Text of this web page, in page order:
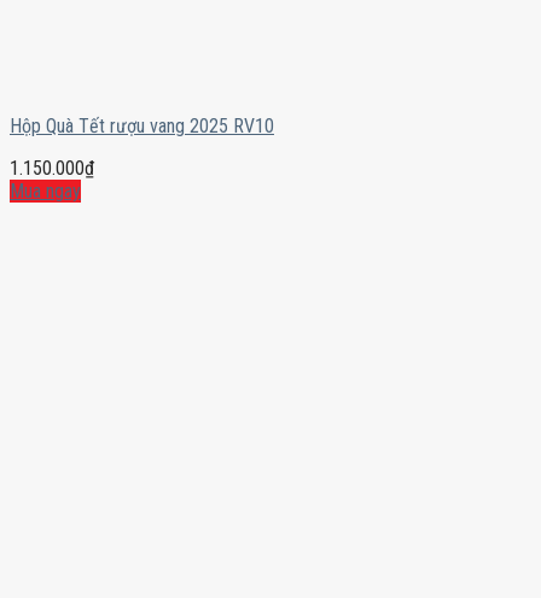
Hộp Quà Tết rượu vang 2025 RV10
1.150.000₫
Mua ngay